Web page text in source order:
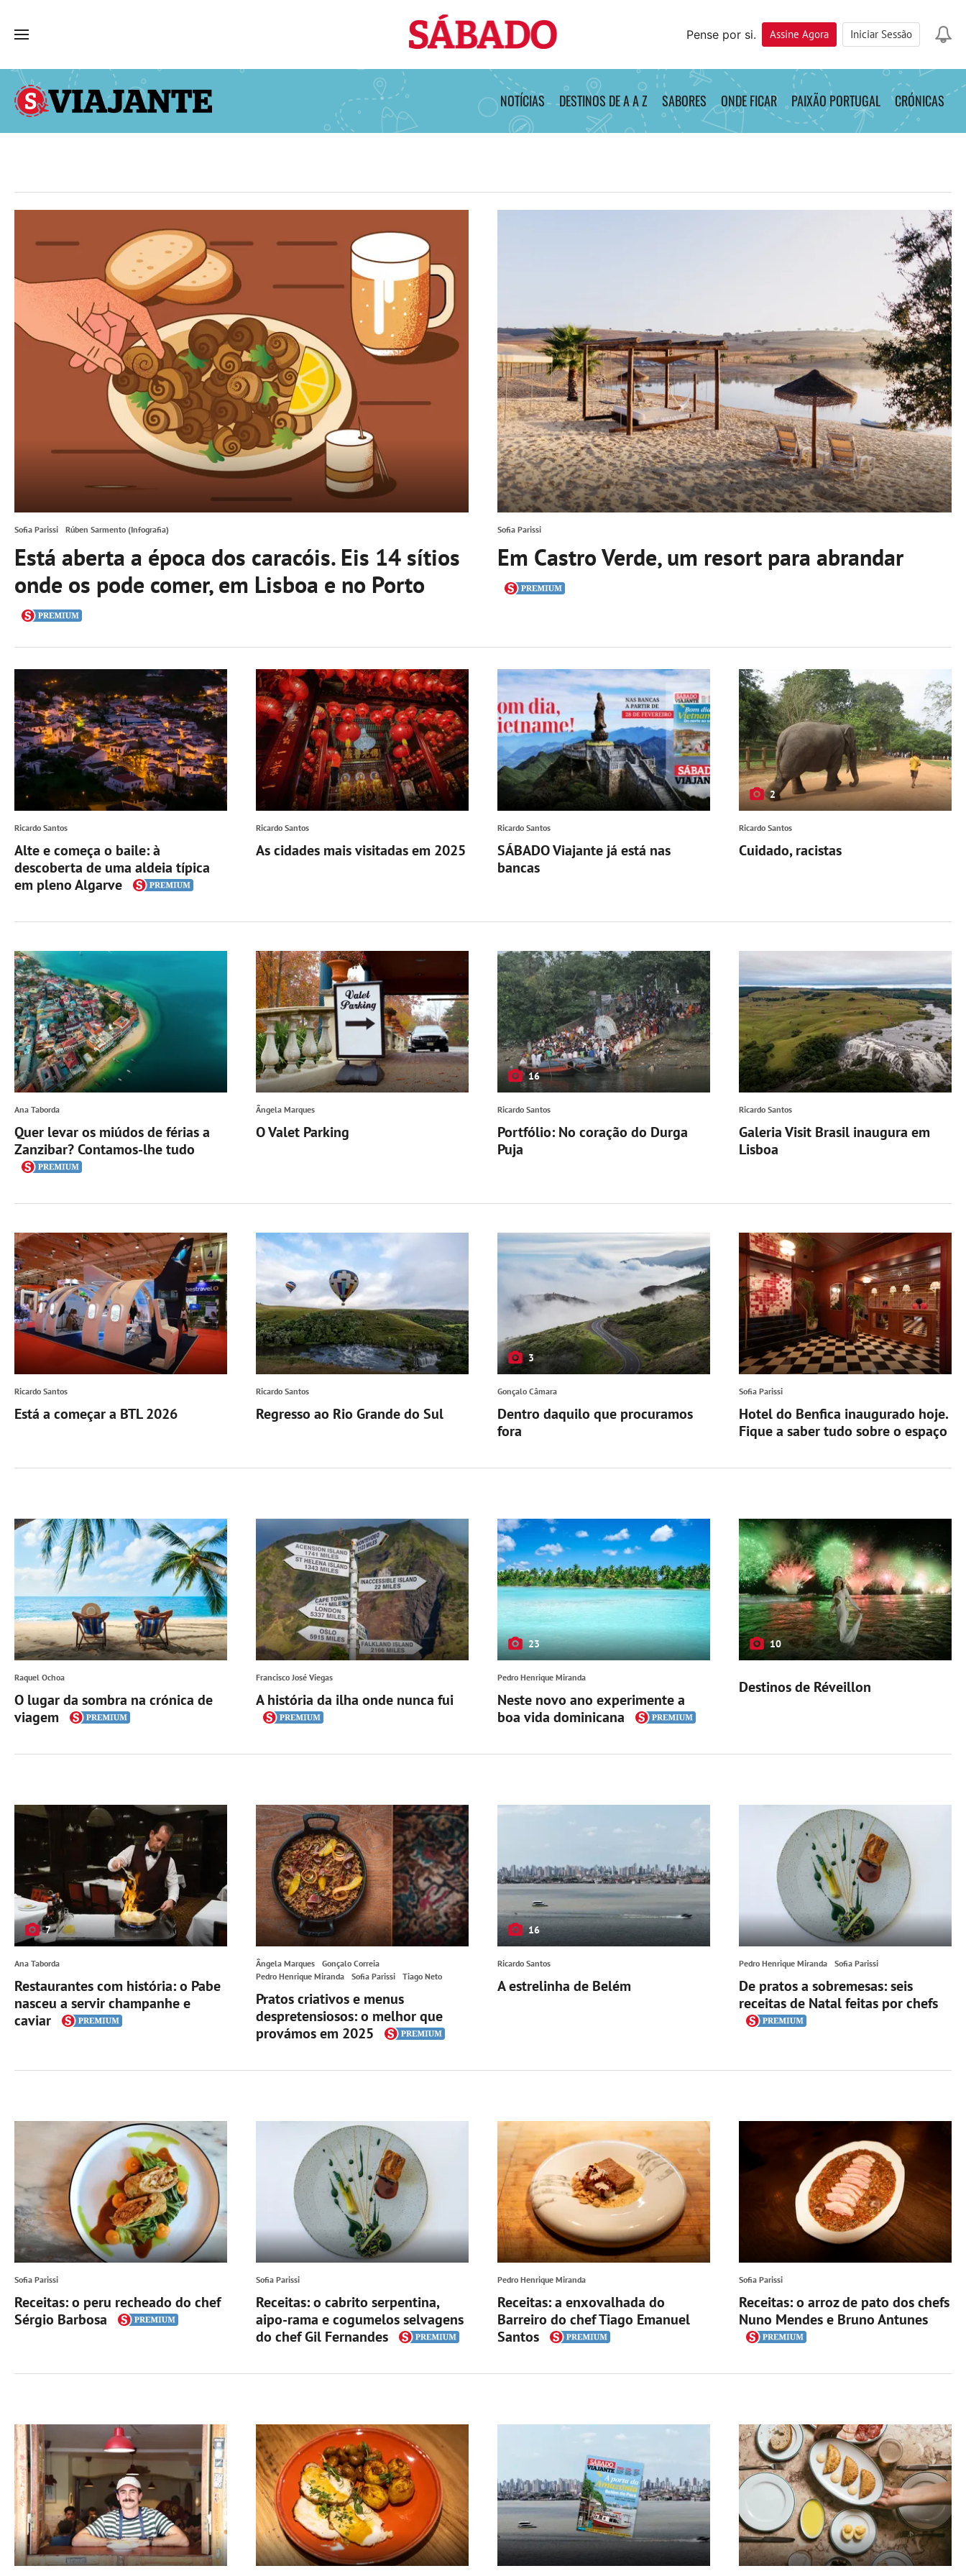
Sábado
Pense por si.
Assine Agora Iniciar Sessão
SÁBADO VIAJANTE NOTÍCIAS DESTINOS DE A A Z SABORES ONDE FICAR PAIXÃO PORTUGAL CRÓNICAS
Sofia Parissi Rúben Sarmento (Infografia)
Está aberta a época dos caracóis. Eis 14 sítios
onde os pode comer, em Lisboa e no Porto
Sofia Parissi
Em Castro Verde, um resort para abrandar
Ricardo Santos
Alte e começa o baile: à
descoberta de uma aldeia típica
em pleno Algarve
Ricardo Santos
As cidades mais visitadas em 2025
Ricardo Santos
SÁBADO Viajante já está nas
bancas
2
Ricardo Santos
Cuidado, racistas
Ana Taborda
Quer levar os miúdos de férias a
Zanzibar? Contamos-lhe tudo
Ângela Marques
O Valet Parking
16
Ricardo Santos
Portfólio: No coração do Durga
Puja
Ricardo Santos
Galeria Visit Brasil inaugura em
Lisboa
Ricardo Santos
Está a começar a BTL 2026
Ricardo Santos
Regresso ao Rio Grande do Sul
3
Gonçalo Câmara
Dentro daquilo que procuramos
fora
Sofia Parissi
Hotel do Benfica inaugurado hoje.
Fique a saber tudo sobre o espaço
Raquel Ochoa
O lugar da sombra na crónica de
viagem
Francisco José Viegas
A história da ilha onde nunca fui
23
Pedro Henrique Miranda
Neste novo ano experimente a
boa vida dominicana
10
Destinos de Réveillon
7
Ana Taborda
Restaurantes com história: o Pabe
nasceu a servir champanhe e
caviar
Ângela Marques
Gonçalo Correia
Pedro Henrique Miranda
Sofia Parissi Tiago Neto
Pratos criativos e menus
despretensiosos: o melhor que
provámos em 2025
16
Ricardo Santos
A estrelinha de Belém
Pedro Henrique Miranda Sofia Parissi
De pratos a sobremesas: seis
receitas de Natal feitas por chefs
Sofia Parissi
Receitas: o peru recheado do chef
Sérgio Barbosa
Sofia Parissi
Receitas: o cabrito serpentina,
aipo-rama e cogumelos selvagens
do chef Gil Fernandes
Pedro Henrique Miranda
Receitas: a enxovalhada do
Barreiro do chef Tiago Emanuel
Santos
Sofia Parissi
Receitas: o arroz de pato dos chefs
Nuno Mendes e Bruno Antunes